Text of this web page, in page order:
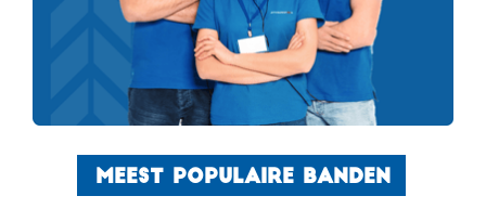
MEEST POPULAIRE BANDEN